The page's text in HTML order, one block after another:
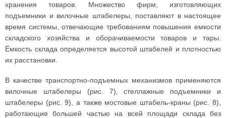
хранения товаров. Множество фирм, изготовляющих
подъемники и вилочные штабелеры, поставляют в настоящее
время системы, отвечающие требованиям повышения емкости
складского хозяйства и оборачиваемости товаров и тары.
Ёмкость склада определяется высотой штабелей и плотностью
их расстановки.
В качестве транспортно-подъемных механизмов применяются
вилочные штабелеры (рис. 7), стеллажные подъемники и
штабелеры (рис. 9), а также мостовые штабель-краны (рис. 8),
работающие большей частью на всей площади склада без